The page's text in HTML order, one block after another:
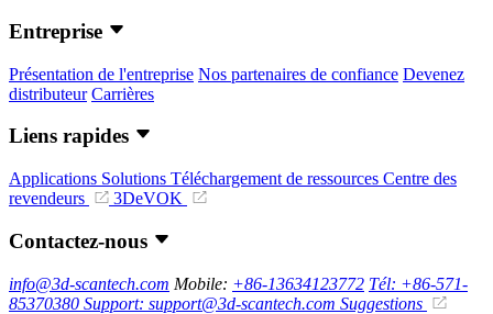
Entreprise
Présentation de l'entreprise Nos partenaires de confiance Devenez
distributeur Carrières
Liens rapides
Applications Solutions Téléchargement de ressources Centre des
revendeurs
3DeVOK
Contactez-nous
info@3d-scantech.com Mobile: +86-13634123772 Tél: +86-571-
85370380 Support: support@3d-scantech.com Suggestions